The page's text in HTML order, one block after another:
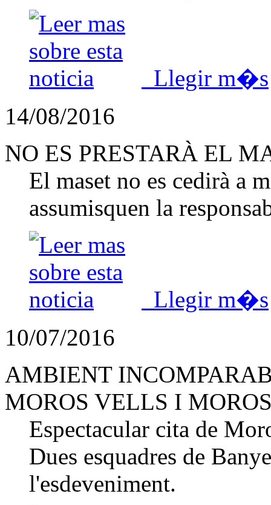
Llegir m�s
14/08/2016
NO ES PRESTARÀ EL
El maset no es cedirà a
assumisquen la
Llegir m�s
10/07/2016
AMBIENT
MOROS VELLS I
Espectacular cita de
Dues esquadres de
l'esdeveniment.